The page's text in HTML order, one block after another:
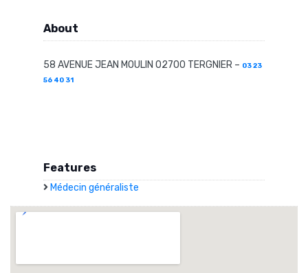
About
58 AVENUE JEAN MOULIN 02700 TERGNIER – 03 23
56 40 31
Features
Médecin généraliste